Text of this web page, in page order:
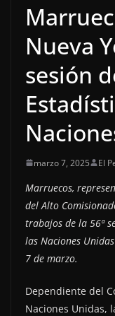
Nueva
sesión
marzo 7, 2025 El
Marruecos,
del Alto
trabajos de la 56ª
las Naciones
7 de marzo.
Dependiente del
Naciones Unidas,